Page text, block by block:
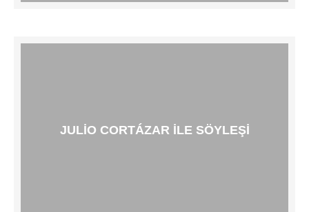
JULIO CORTÁZAR ILE SÖYLEŞI